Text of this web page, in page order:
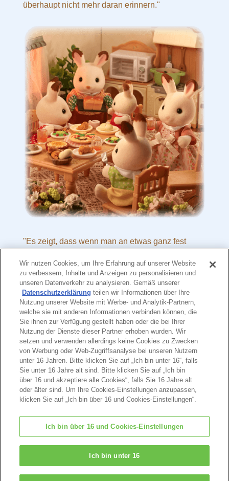
überhaupt nicht mehr daran erinnern."
"Es zeigt, dass wenn man an etwas ganz fest
die Magie!", sagte ihre Mutter. "Bist du eigentlich
fertig geworden mit Aufräumen und Aussortieren?"
Oh nein! Das hatte Freya bei der ganzen
Aufregung ganz vergessen.
"Ich werde mir wünschen, dass mein Zimmer ganz
schnell aufgeräumt ist und schreibe es in das
Buch!", lachte Freya.
Freya hatte zwar ihr Zimmer nicht aufgeräumt,
aber die letzten Tage waren einfach nur magisch.
Ende
Geschichten
STARTSEITE
Wir nutzen Cookies, um Ihre Erfahrung auf unserer Website
zu verbessern, Inhalte und Anzeigen zu personalisieren und
unseren Datenverkehr zu analysieren. Gemäß unserer
Datenschutzerklärung teilen wir Informationen über Ihre
Nutzung unserer Website mit Werbe- und Analytik-Partnern,
welche sie mit anderen Informationen verbinden können, die
Sie ihnen zur Verfügung gestellt haben oder die bei Ihrer
Nutzung der Dienste dieser Partner erhoben wurden. Wir
setzen und verwenden allerdings keine Cookies zu Zwecken
von Werbung oder Web-Zugriffsanalyse bei unseren Nutzern
unter 16 Jahren. Bitte klicken Sie auf „Ich bin unter 16“, falls
Sie unter 16 Jahre alt sind. Bitte klicken Sie auf „Ich bin
über 16 und akzeptiere alle Cookies“, falls Sie 16 Jahre alt
oder älter sind. Um Ihre Cookies-Einstellungen anzupassen,
klicken Sie auf „Ich bin über 16 und Cookies-Einstellungen“.
Ich bin über 16 und Cookies-Einstellungen
Ich bin unter 16